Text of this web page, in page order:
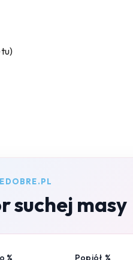
suchej masy
% Popiół %